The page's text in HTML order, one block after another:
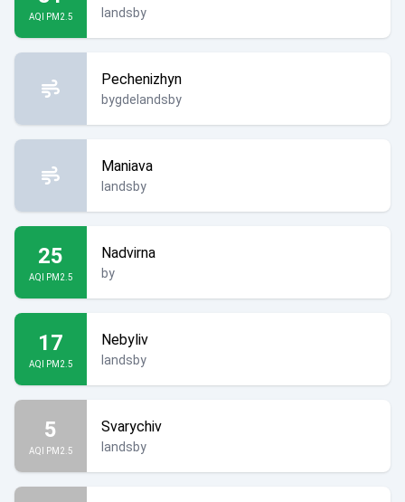
AQI PM2.5 landsby
Pechenizhyn
bygdelandsby
Maniava
landsby
25
AQI PM2.5
Nadvirna
by
17
AQI PM2.5
Nebyliv
landsby
5
AQI PM2.5
Svarychiv
landsby